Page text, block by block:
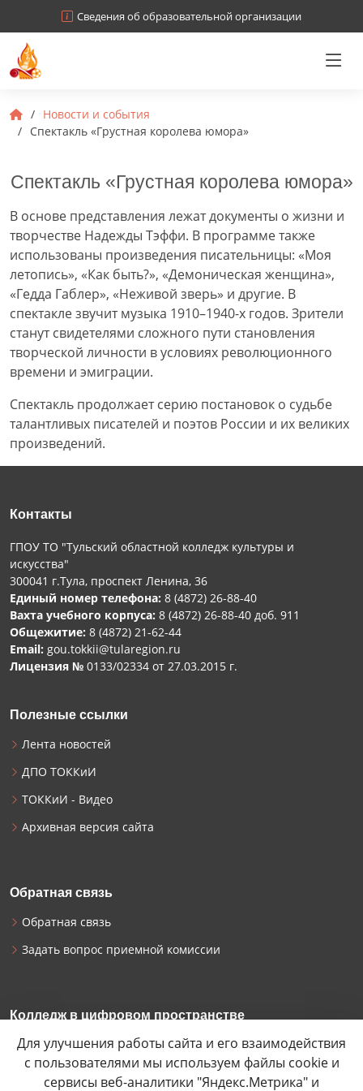
Сведения об образовательной организации
Новости и события
Cпектакль «Грустная королева юмора»
Cпектакль «Грустная королева юмора»
В основе представления лежат документы о жизни и
творчестве Надежды Тэффи. В программе также
использованы произведения писательницы: «Моя
летопись», «Как быть?», «Демоническая женщина»,
«Гедда Габлер», «Неживой зверь» и другие. В
спектакле звучит музыка 1910–1940-х годов. Зрители
станут свидетелями сложного пути становления
творческой личности в условиях революционного
времени и эмиграции.
Спектакль продолжает серию постановок о судьбе
талантливых писателей и поэтов России и их великих
произведений.
Контакты
ГПОУ ТО "Тульский областной колледж культуры и
искусства"
300041 г.Тула, проспект Ленина, 36
Единый номер телефона: 8 (4872) 26-88-40
Вахта учебного корпуса: 8 (4872) 26-88-40 доб. 911
Общежитие: 8 (4872) 21-62-44
Email: gou.tokkii@tularegion.ru
Лицензия № 0133/02334 от 27.03.2015 г.
Полезные ссылки
Лента новостей
ДПО ТОККиИ
ТОККиИ - Видео
Архивная версия сайта
Обратная связь
Обратная связь
Задать вопрос приемной комиссии
Колледж в цифровом пространстве
Наши официальные аккаунты в социальных сетях
 
Для улучшения работы сайта и его взаимодействия
с пользователями мы используем файлы cookie и
сервисы веб-аналитики "Яндекс.Метрика" и